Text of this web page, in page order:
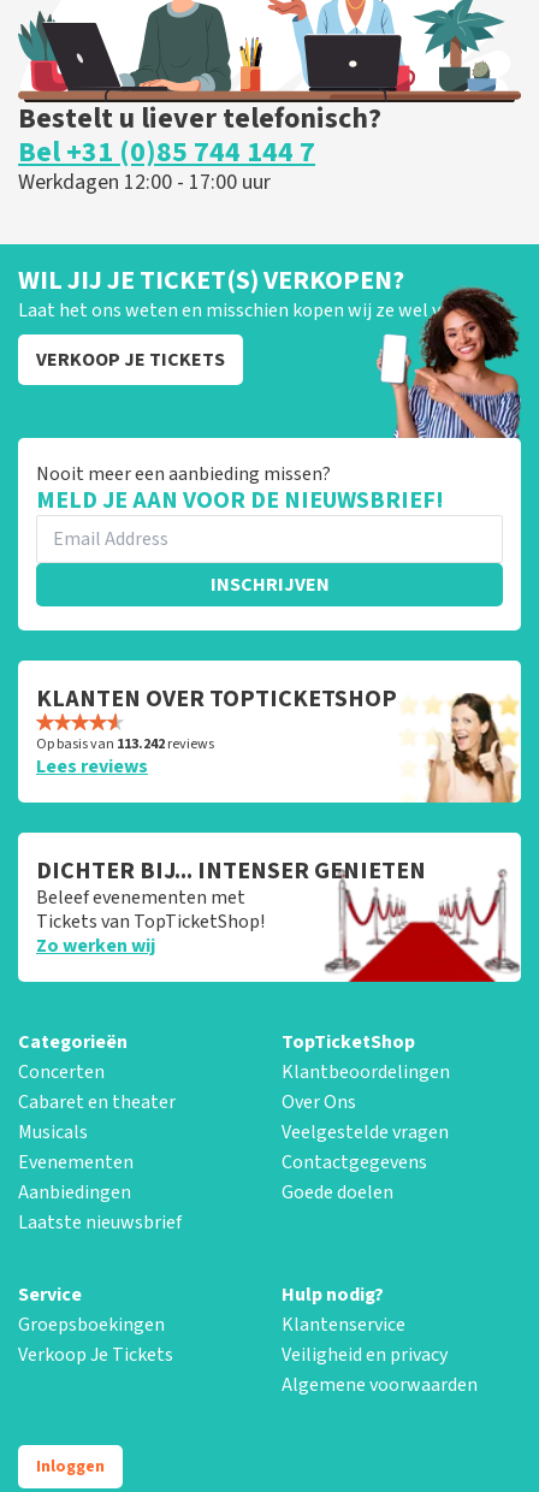
Bestelt u liever telefonisch?
Bel +31 (0)85 744 144 7
Werkdagen 12:00 - 17:00 uur
WIL JIJ JE TICKET(S) VERKOPEN?
Laat het ons weten en misschien kopen wij ze wel van je!
VERKOOP JE TICKETS
Nooit meer een aanbieding missen?
MELD JE AAN VOOR DE NIEUWSBRIEF!
INSCHRIJVEN
KLANTEN OVER TOPTICKETSHOP
Op basis van 113.242reviews
Lees reviews
DICHTER BIJ... INTENSER GENIETEN
Beleef evenementen met
Tickets van TopTicketShop!
Zo werken wij
Categorieën
Concerten
Cabaret en theater
Musicals
Evenementen
Aanbiedingen
Laatste nieuwsbrief
TopTicketShop
Klantbeoordelingen
Over Ons
Veelgestelde vragen
Contactgegevens
Goede doelen
Service
Groepsboekingen
Verkoop Je Tickets
Hulp nodig?
Klantenservice
Veiligheid en privacy
Algemene voorwaarden
Inloggen